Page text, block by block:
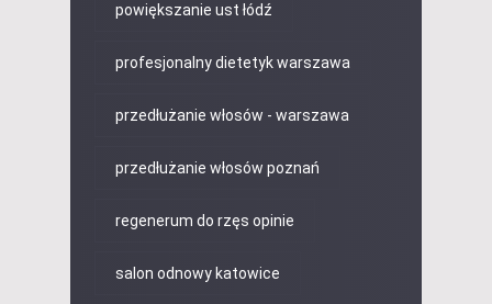
powiększanie ust łódź
profesjonalny dietetyk warszawa
przedłużanie włosów - warszawa
przedłużanie włosów poznań
regenerum do rzęs opinie
salon odnowy katowice